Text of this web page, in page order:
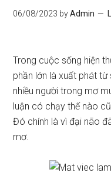
06/08/2023 byAdmin
Trong cuộc sống hiện
phần lớn là xuất phát
nhiều người trong mơ
luận có chạy thế nào
Đó chính là vì đại não
mơ.